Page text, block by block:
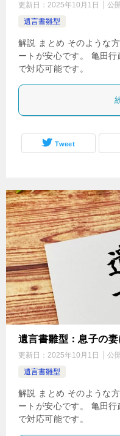
更新日： 2025年10月1日 公
遺言書雛型
解説 まとめ そのような
ートが安心です。 亀田
で対応可能です。
Tweet
遺言書雛型：息子の
更新日： 2025年10月1日 公
遺言書雛型
解説 まとめ そのような
ートが安心です。 亀田
で対応可能です。